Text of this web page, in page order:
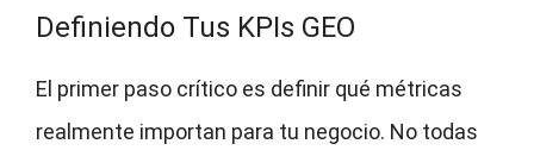
Definiendo Tus KPIs GEO
El primer paso crítico es definir qué métricas
realmente importan para tu negocio. No todas